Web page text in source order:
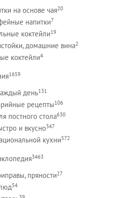
на основе чая20
напитки7
коктейли19
домашние вина2
коктейли4
1659
день131
рецепты106
постного стола630
и вкусно347
кухни572
3463
пряности27
54